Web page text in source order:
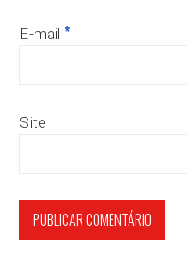
E-mail *
Site